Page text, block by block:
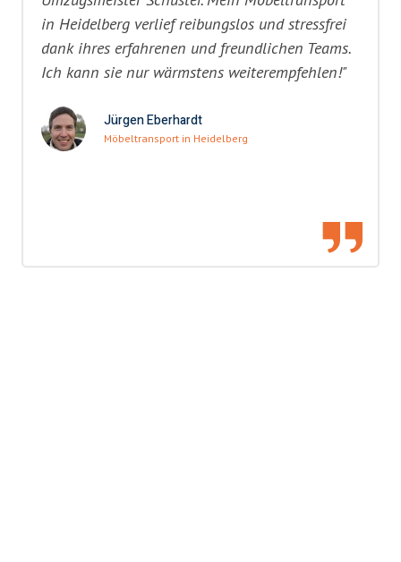
in Heidelberg verlief reibungslos und stressfrei
dank ihres erfahrenen und freundlichen Teams.
Ich kann sie nur wärmstens weiterempfehlen!"
Jürgen Eberhardt
Möbeltransport in Heidelberg